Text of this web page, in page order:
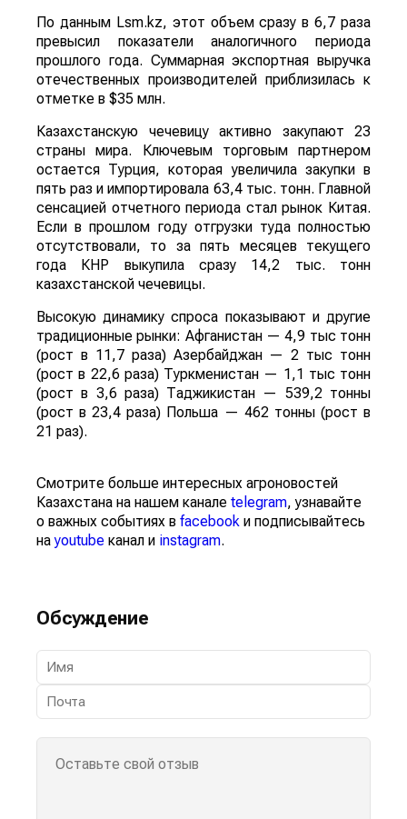
По данным Lsm.kz, этот объем сразу в 6,7 раза
превысил показатели аналогичного периода
прошлого года. Суммарная экспортная выручка
отечественных производителей приблизилась к
отметке в $35 млн.
Казахстанскую чечевицу активно закупают 23
страны мира. Ключевым торговым партнером
остается Турция, которая увеличила закупки в
пять раз и импортировала 63,4 тыс. тонн. Главной
сенсацией отчетного периода стал рынок Китая.
Если в прошлом году отгрузки туда полностью
отсутствовали, то за пять месяцев текущего
года КНР выкупила сразу 14,2 тыс. тонн
казахстанской чечевицы.
Высокую динамику спроса показывают и другие
традиционные рынки: Афганистан — 4,9 тыс тонн
(рост в 11,7 раза) Азербайджан — 2 тыс тонн
(рост в 22,6 раза) Туркменистан — 1,1 тыс тонн
(рост в 3,6 раза) Таджикистан — 539,2 тонны
(рост в 23,4 раза) Польша — 462 тонны (рост в
21 раз).
Смотрите больше интересных агроновостей
Казахстана на нашем канале telegram, узнавайте
о важных событиях в facebook и подписывайтесь
наyoutube канал и instagram.
Обсуждение